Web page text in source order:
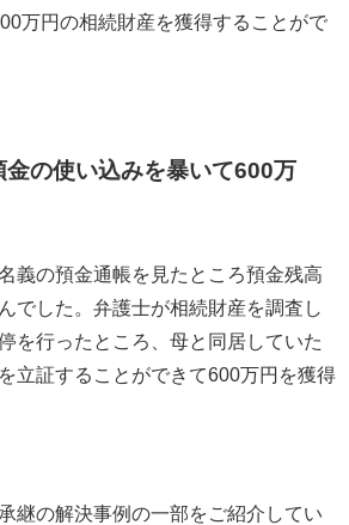
万円の相続財産を獲得することがで
の使い込みを暴いて600万
義の預金通帳を見たところ預金残高
でした。弁護士が相続財産を調査し
を行ったところ、母と同居していた
立証することができて600万円を獲得
継の解決事例の一部をご紹介してい